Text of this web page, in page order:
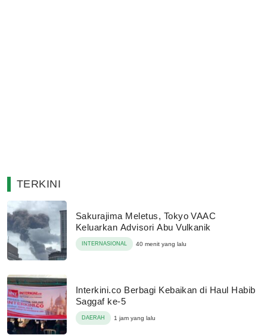
TERKINI
Sakurajima Meletus, Tokyo VAAC
Keluarkan Advisori Abu Vulkanik
INTERNASIONAL 40 menit yang lalu
Interkini.co Berbagi Kebaikan di Haul Habib
Saggaf ke-5
DAERAH 1 jam yang lalu